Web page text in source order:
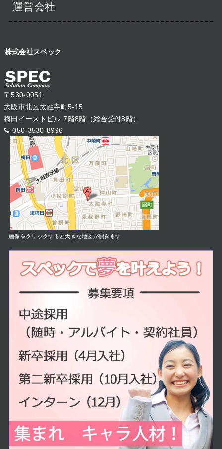
運営会社
株式会社スペック
〒530-0051
大阪市北区太融寺町5-15
梅田イーストビル 7階8階（総合受付8階）
050-3530-8996
画像をクリックすると大きな地図が開きます